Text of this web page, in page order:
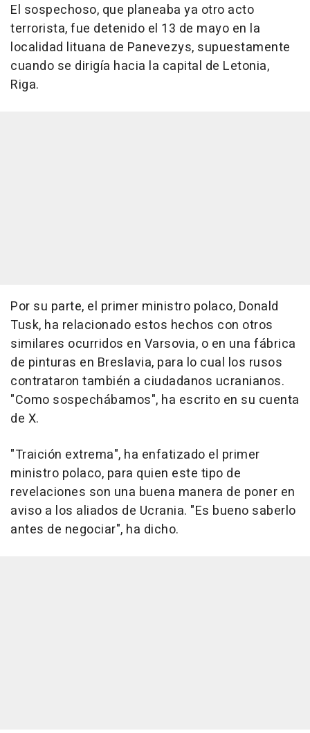
El sospechoso, que planeaba ya otro acto
terrorista, fue detenido el 13 de mayo en la
localidad lituana de Panevezys, supuestamente
cuando se dirigía hacia la capital de Letonia,
Riga.
Por su parte, el primer ministro polaco, Donald
Tusk, ha relacionado estos hechos con otros
similares ocurridos en Varsovia, o en una fábrica
de pinturas en Breslavia, para lo cual los rusos
contrataron también a ciudadanos ucranianos.
"Como sospechábamos", ha escrito en su cuenta
de X.
"Traición extrema", ha enfatizado el primer
ministro polaco, para quien este tipo de
revelaciones son una buena manera de poner en
aviso a los aliados de Ucrania. "Es bueno saberlo
antes de negociar", ha dicho.